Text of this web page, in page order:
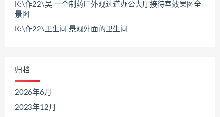
K:\作22\吴 一个制药厂外观过道办公大厅接待室效果图全
景图
K:\作22\卫生间 景观外面的卫生间
归档
2026年6月
2023年12月